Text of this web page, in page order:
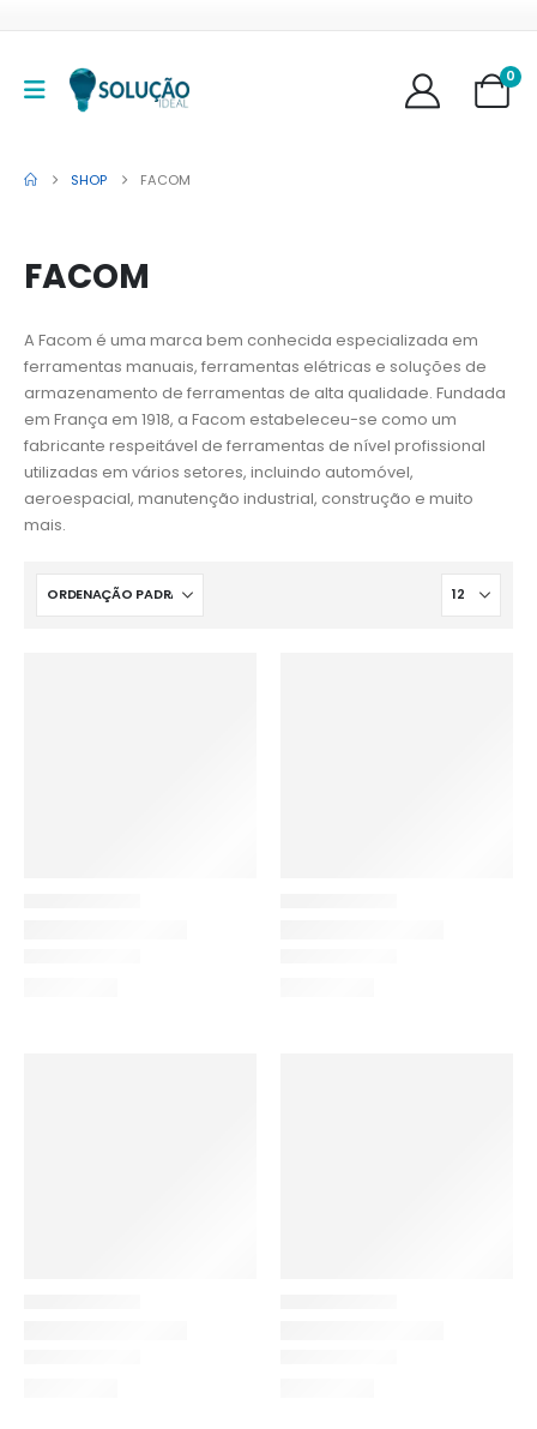
0
SHOP FACOM
FACOM
A Facom é uma marca bem conhecida especializada em
ferramentas manuais, ferramentas elétricas e soluções de
armazenamento de ferramentas de alta qualidade. Fundada
em França em 1918, a Facom estabeleceu-se como um
fabricante respeitável de ferramentas de nível profissional
utilizadas em vários setores, incluindo automóvel,
aeroespacial, manutenção industrial, construção e muito
mais.